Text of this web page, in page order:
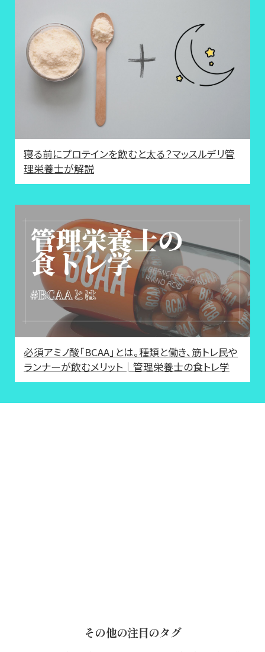
寝る前にプロテインを飲むと太る？マッスルデリ管
理栄養士が解説
必須アミノ酸「BCAA」とは。種類と働き、筋トレ民や
ランナーが飲むメリット│管理栄養士の食トレ学
その他の注目のタグ